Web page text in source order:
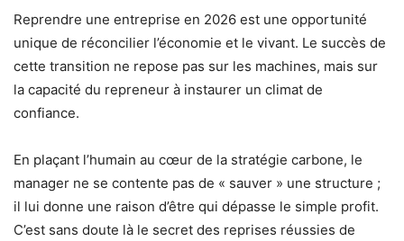
Reprendre une entreprise en 2026 est une opportunité
unique de réconcilier l’économie et le vivant. Le succès de
cette transition ne repose pas sur les machines, mais sur
la capacité du repreneur à instaurer un climat de
confiance.
En plaçant l’humain au cœur de la stratégie carbone, le
manager ne se contente pas de « sauver » une structure ;
il lui donne une raison d’être qui dépasse le simple profit.
C’est sans doute là le secret des reprises réussies de